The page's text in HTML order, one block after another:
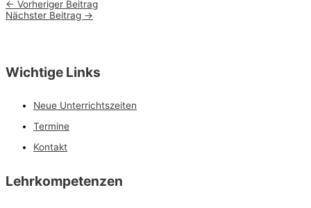
← Vorheriger Beitrag
Nächster Beitrag →
Wichtige Links
Neue Unterrichtszeiten
Termine
Kontakt
Lehrkompetenzen